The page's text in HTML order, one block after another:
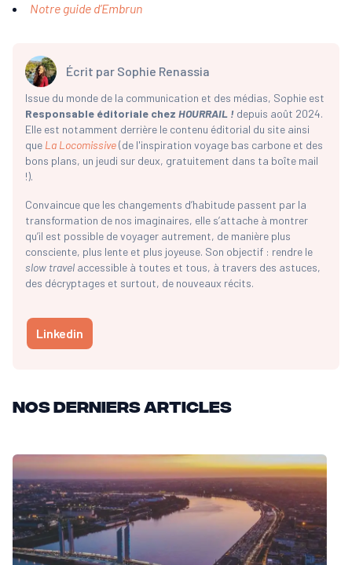
Notre guide d’Embrun
Écrit par Sophie Renassia
Issue du monde de la communication et des médias, Sophie est
Responsable éditoriale chez HOURRAIL ! depuis août 2024.
Elle est notamment derrière le contenu éditorial du site ainsi
que La Locomissive(de l'inspiration voyage bas carbone et des
bons plans, un jeudi sur deux, gratuitement dans ta boîte mail
!).
Convaincue que les changements d’habitude passent par la
transformation de nos imaginaires, elle s’attache à montrer
qu’il est possible de voyager autrement, de manière plus
consciente, plus lente et plus joyeuse. Son objectif : rendre le
slow travel accessible à toutes et tous, à travers des astuces,
des décryptages et surtout, de nouveaux récits.
Linkedin
Nos derniers articles